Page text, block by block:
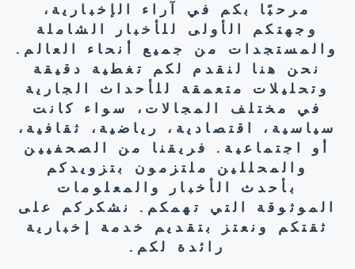
مرحبًا بكم في آراء الإخبارية،
وجهتكم الأولى للأخبار الشاملة
والمستجدات من جميع أنحاء العالم.
نحن هنا لنقدم لكم تغطية دقيقة
وتحليلات متعمقة للأحداث الجارية
في مختلف المجالات، سواء كانت
سياسية، اقتصادية، رياضية، ثقافية،
أو اجتماعية. فريقنا من الصحفيين
والمحللين ملتزمون بتزويدكم
بأحدث الأخبار والمعلومات
الموثوقة التي تهمكم. نشكركم على
ثقتكم ونعتز بتقديم خدمة إخبارية
رائدة لكم.